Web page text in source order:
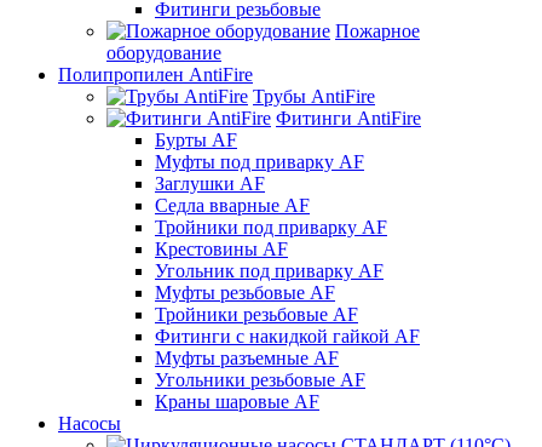
Фитинги резьбовые
Пожарное
оборудование
Полипропилен AntiFire
Трубы AntiFire
Фитинги AntiFire
Бурты AF
Муфты под приварку AF
Заглушки AF
Седла вварные AF
Тройники под приварку AF
Крестовины AF
Угольник под приварку AF
Муфты резьбовые AF
Тройники резьбовые AF
Фитинги с накидкой гайкой AF
Муфты разъемные AF
Угольники резьбовые AF
Краны шаровые AF
Насосы